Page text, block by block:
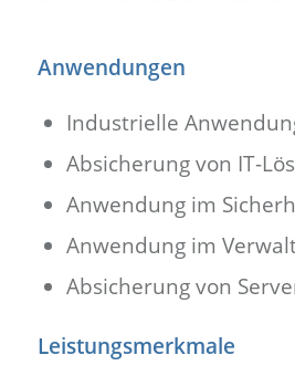
Anwendungen
Industrielle
Absicherung von IT-
Anwendung im
Anwendung im
Absicherung von
Leistungsmerkmale